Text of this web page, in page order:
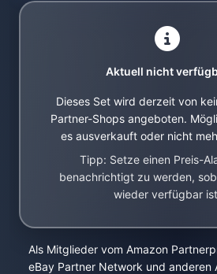
Aktuell nicht
Dieses Set wird derzeit von
Partner-Shops angeboten.
es ausverkauft oder nicht
Tipp: Setze einen Preis-
benachrichtigt zu werden,
wieder verfügbar
Als Mitglieder vom Amazon
eBay Partner Network und anderen